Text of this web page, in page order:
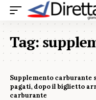
Tag:
Supplemento carburante
pagati, dopo il biglietto
carburante